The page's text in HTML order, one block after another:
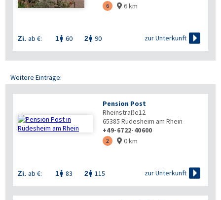
6  6 km
Zi. ab €: 1 60 2 90 zur Unterkunft 
Weitere Einträge:
Pension Post
Rheinstraße12
65385 Rüdesheim am Rhein
+49-6722-40600
2  0 km
Zi. ab €: 1 83 2 115 zur Unterkunft 